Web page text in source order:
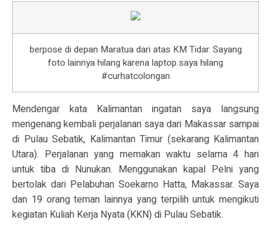
berpose di depan Maratua dari atas KM Tidar. Sayang
foto lainnya hilang karena laptop saya hilang
#curhatcolongan
Mendengar kata Kalimantan ingatan saya langsung
mengenang kembali perjalanan saya dari Makassar sampai
di Pulau Sebatik, Kalimantan Timur (sekarang Kalimantan
Utara). Perjalanan yang memakan waktu selama 4 hari
untuk tiba di Nunukan. Menggunakan kapal Pelni yang
bertolak dari Pelabuhan Soekarno Hatta, Makassar. Saya
dan 19 orang teman lainnya yang terpilih untuk mengikuti
kegiatan Kuliah Kerja Nyata (KKN) di Pulau Sebatik.